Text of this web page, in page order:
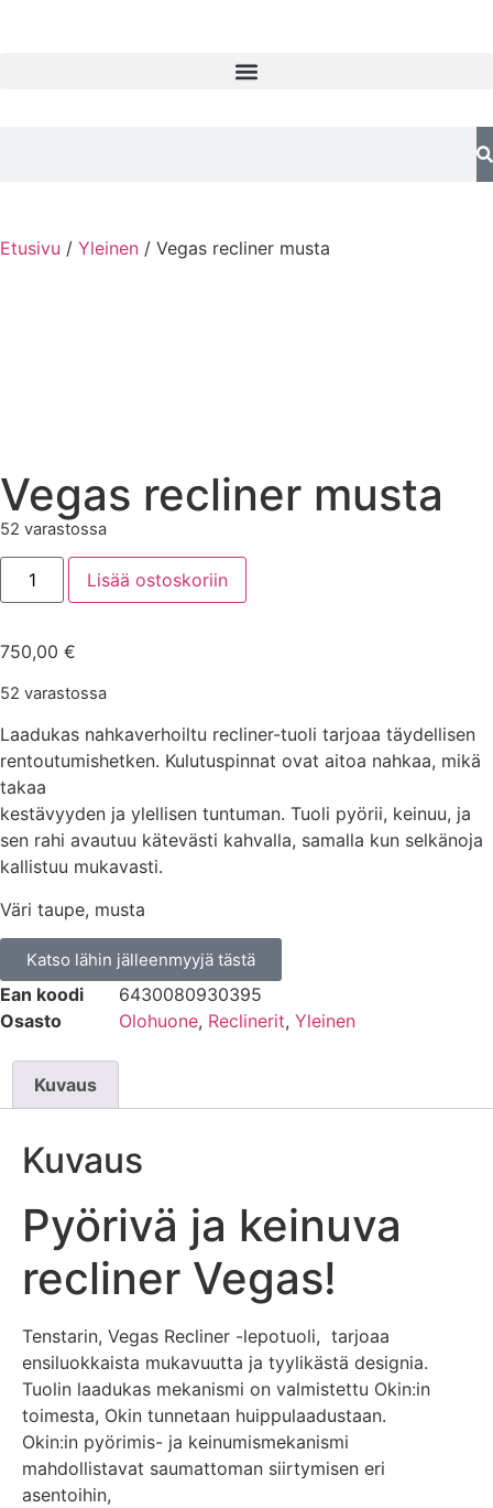
Etusivu / Yleinen / Vegas recliner musta
Vegas recliner musta
52 varastossa
Lisää ostoskoriin
750,00 €
52 varastossa
Laadukas nahkaverhoiltu recliner-tuoli tarjoaa täydellisen
rentoutumishetken. Kulutuspinnat ovat aitoa nahkaa, mikä
takaa
kestävyyden ja ylellisen tuntuman. Tuoli pyörii, keinuu, ja
sen rahi avautuu kätevästi kahvalla, samalla kun selkänoja
kallistuu mukavasti.
Väri taupe, musta
Katso lähin jälleenmyyjä tästä
Ean koodi
6430080930395
Osasto
Olohuone, Reclinerit, Yleinen
Kuvaus
Kuvaus
Pyörivä ja keinuva
recliner Vegas!
Tenstarin, Vegas Recliner -lepotuoli, tarjoaa
ensiluokkaista mukavuutta ja tyylikästä designia.
Tuolin laadukas mekanismi on valmistettu Okin:in
toimesta, Okin tunnetaan huippulaadustaan.
Okin:in pyörimis- ja keinumismekanismi
mahdollistavat saumattoman siirtymisen eri
asentoihin,